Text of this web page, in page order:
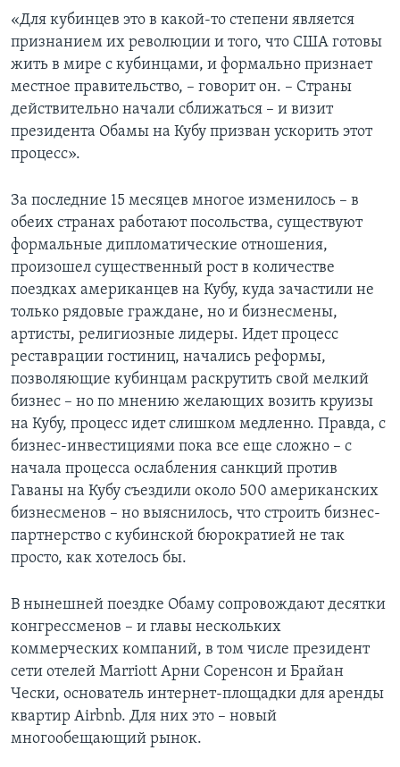
«Для кубинцев это в какой-то степени является
признанием их революции и того, что США готовы
жить в мире с кубинцами, и формально признает
местное правительство, – говорит он. – Страны
действительно начали сближаться – и визит
президента Обамы на Кубу призван ускорить этот
процесс».
За последние 15 месяцев многое изменилось – в
обеих странах работают посольства, существуют
формальные дипломатические отношения,
произошел существенный рост в количестве
поездках американцев на Кубу, куда зачастили не
только рядовые граждане, но и бизнесмены,
артисты, религиозные лидеры. Идет процесс
реставрации гостиниц, начались реформы,
позволяющие кубинцам раскрутить свой мелкий
бизнес – но по мнению желающих возить круизы
на Кубу, процесс идет слишком медленно. Правда, с
бизнес-инвестициями пока все еще сложно – с
начала процесса ослабления санкций против
Гаваны на Кубу съездили около 500 американских
бизнесменов – но выяснилось, что строить бизнес-
партнерство с кубинской бюрократией не так
просто, как хотелось бы.
В нынешней поездке Обаму сопровождают десятки
конгрессменов – и главы нескольких
коммерческих компаний, в том числе президент
сети отелей Marriott Арни Соренсон и Брайан
Чески, основатель интернет-площадки для аренды
квартир Airbnb. Для них это – новый
многообещающий рынок.